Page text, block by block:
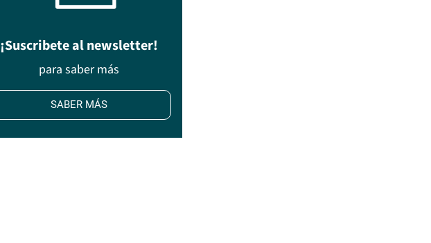
¡Suscribete al newsletter!
para saber más
SABER MÁS